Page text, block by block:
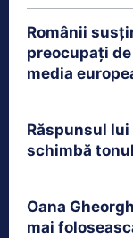
Românii
preocupați
media
Răspunsul
schimbă
Oana
mai